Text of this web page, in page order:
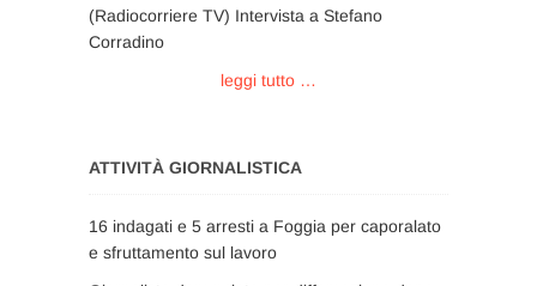
(Radiocorriere TV) Intervista a Stefano
Corradino
leggi tutto …
ATTIVITÀ GIORNALISTICA
16 indagati e 5 arresti a Foggia per caporalato
e sfruttamento sul lavoro